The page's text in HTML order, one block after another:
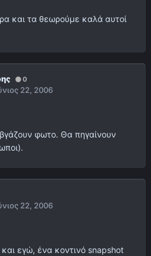
και τα θεωρούμε καλά αυτοί
0
22, 2006
φωτο. Θα πηγαίνουν
22, 2006
εγώ, ένα κοντινό snapshot